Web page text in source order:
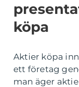
köpa
Aktier köpa
ett företag
man äger